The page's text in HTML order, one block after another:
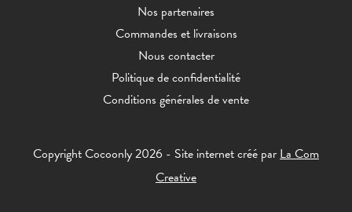
Nos partenaires
Commandes et livraisons
Nous contacter
Politique de confidentialité
Conditions générales de vente
Copyright Cocoonly 2026 - Site internet créé parLa Com
Creative